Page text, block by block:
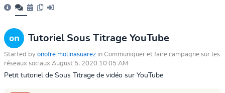
Tutoriel Sous Titrage YouTube
Started by onofre.molinasuarez in Communiquer et faire campagne sur les
réseaux sociaux August 5, 2020 10:05 AM
Petit tutoriel de Sous Titrage de vidéo sur YouTube